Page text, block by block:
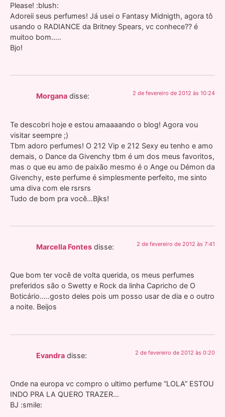
Please! :blush:
Adoreii seus perfumes! Já usei o Fantasy Midnigth, agora tô
usando o RADIANCE da Britney Spears, vc conhece?? é
muitoo bom…..
Bjo!
Morgana disse: 2 de fevereiro de 2012 às 10:24
Te descobri hoje e estou amaaaando o blog! Agora vou
visitar seempre ;)
Tbm adoro perfumes! O 212 Vip e 212 Sexy eu tenho e amo
demais, o Dance da Givenchy tbm é um dos meus favoritos,
mas o que eu amo de paixão mesmo é o Ange ou Démon da
Givenchy, este perfume é simplesmente perfeito, me sinto
uma diva com ele rsrsrs
Tudo de bom pra você…Bjks!
Marcella Fontes disse: 2 de fevereiro de 2012 às 7:41
Que bom ter você de volta querida, os meus perfumes
preferidos são o Swetty e Rock da linha Capricho de O
Boticário…..gosto deles pois um posso usar de dia e o outro
a noite. Beijos
Evandra disse: 2 de fevereiro de 2012 às 0:20
Onde na europa vc compro o ultimo perfume “LOLA” ESTOU
INDO PRA LA QUERO TRAZER…
BJ :smile: